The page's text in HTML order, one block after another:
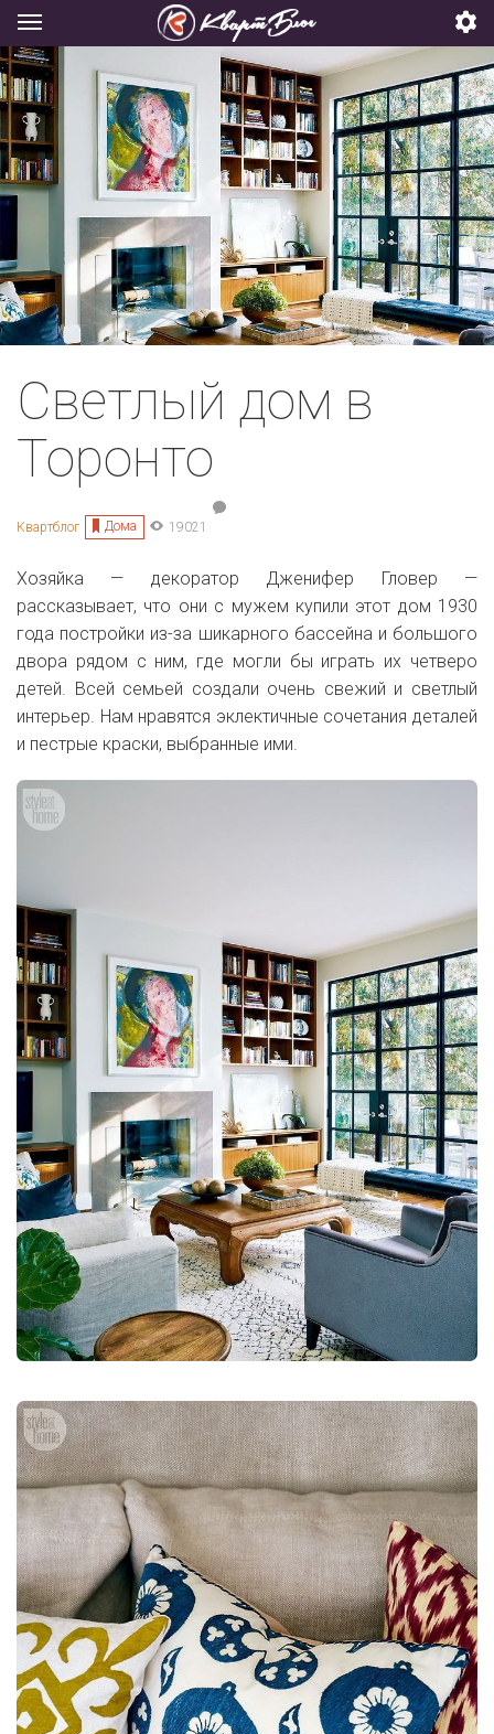
Светлый дом в
Торонто
Квартблог Дома 19021
Хозяйка — декоратор Дженифер Гловер —
рассказывает, что они с мужем купили этот дом 1930
года постройки из-за шикарного бассейна и большого
двора рядом с ним, где могли бы играть их четверо
детей. Всей семьей создали очень свежий и светлый
интерьер. Нам нравятся эклектичные сочетания деталей
и пестрые краски, выбранные ими.